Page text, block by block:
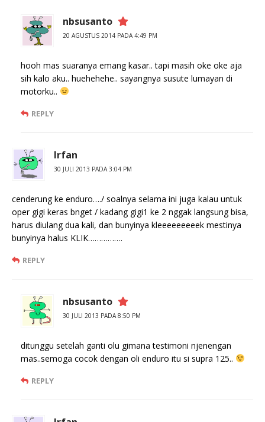
nbsusanto
20 AGUSTUS 2014 PADA 4:49 PM
hooh mas suaranya emang kasar.. tapi masih oke oke aja
sih kalo aku.. huehehehe.. sayangnya susute lumayan di
motorku..
REPLY
Irfan
30 JULI 2013 PADA 3:04 PM
cenderung ke enduro…./ soalnya selama ini juga kalau untuk
oper gigi keras bnget / kadang gigi1 ke 2 nggak langsung bisa,
harus diulang dua kali, dan bunyinya kleeeeeeeeek mestinya
bunyinya halus KLIK…………….
REPLY
nbsusanto
30 JULI 2013 PADA 8:50 PM
ditunggu setelah ganti olu gimana testimoni njenengan
mas..semoga cocok dengan oli enduro itu si supra 125..
REPLY